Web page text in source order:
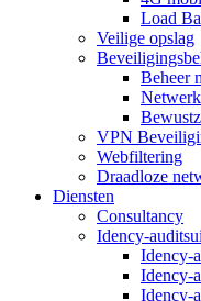
Load
Veilige opslag
Beheer
VPN
Webfiltering
Draadloze
Diensten
Consultancy
Idency-
Idency-
Idency-
Idency-